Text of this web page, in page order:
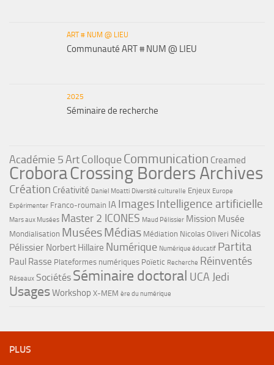
ART # NUM @ LIEU
Communauté ART # NUM @ LIEU
2025
Séminaire de recherche
Académie 5ArtColloqueCommunication Creamed
CroboraCrossing Borders Archives
Création Créativité Daniel Moatti Diversité culturelle Enjeux Europe
Expérimenter Franco-roumain IA Images Intelligence artificielle
Mars aux Musées Master 2 ICONES Maud Pélissier Mission Musée
Mondialisation MuséesMédias Médiation Nicolas Oliveri Nicolas
Pélissier Norbert Hillaire Numérique Numérique éducatif Partita
Paul Rasse Plateformes numériques Poïetic Recherche Réinventés
Réseaux Sociétés Séminaire doctoral UCA Jedi
UsagesWorkshop X-MEM ère du numérique
PLUS